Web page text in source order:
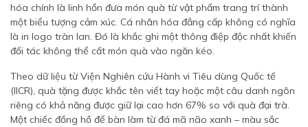
hóa chính là linh hồn đưa món quà từ vật phẩm trang trí thành
một biểu tượng cảm xúc. Cá nhân hóa đẳng cấp không có nghĩa
là in logo tràn lan. Đó là khắc ghi một thông điệp độc nhất khiến
đối tác không thể cất món quà vào ngăn kéo.
Theo dữ liệu từ Viện Nghiên cứu Hành vi Tiêu dùng Quốc tế
(IICR), quà tặng được khắc tên viết tay hoặc một câu danh ngôn
riêng có khả năng được giữ lại cao hơn 67% so với quà đại trà.
Một chiếc đồng hồ để bàn làm từ đá mã não xanh – màu sắc